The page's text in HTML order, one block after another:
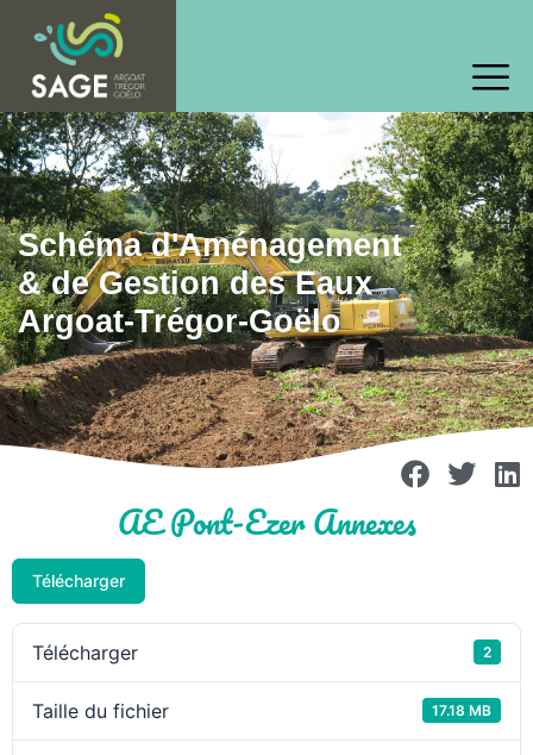
Schéma d'Aménagement
& de Gestion des Eaux
Argoat-Trégor-Goëlo
AE Pont-Ezer Annexes
Télécharger
Télécharger 2
Taille du fichier 17.18 MB